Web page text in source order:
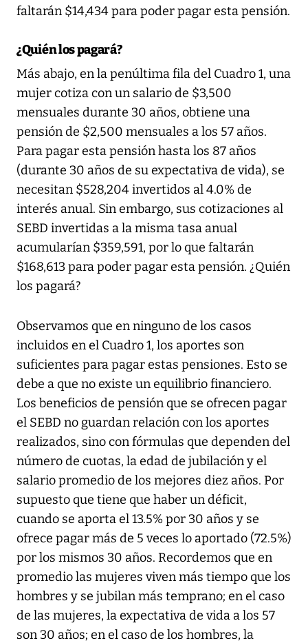
faltarán $14,434 para poder pagar esta pensión.
¿Quién los pagará?
Más abajo, en la penúltima fila del Cuadro 1, una
mujer cotiza con un salario de $3,500
mensuales durante 30 años, obtiene una
pensión de $2,500 mensuales a los 57 años.
Para pagar esta pensión hasta los 87 años
(durante 30 años de su expectativa de vida), se
necesitan $528,204 invertidos al 4.0% de
interés anual. Sin embargo, sus cotizaciones al
SEBD invertidas a la misma tasa anual
acumularían $359,591, por lo que faltarán
$168,613 para poder pagar esta pensión. ¿Quién
los pagará?
Observamos que en ninguno de los casos
incluidos en el Cuadro 1, los aportes son
suficientes para pagar estas pensiones. Esto se
debe a que no existe un equilibrio financiero.
Los beneficios de pensión que se ofrecen pagar
el SEBD no guardan relación con los aportes
realizados, sino con fórmulas que dependen del
número de cuotas, la edad de jubilación y el
salario promedio de los mejores diez años. Por
supuesto que tiene que haber un déficit,
cuando se aporta el 13.5% por 30 años y se
ofrece pagar más de 5 veces lo aportado (72.5%)
por los mismos 30 años. Recordemos que en
promedio las mujeres viven más tiempo que los
hombres y se jubilan más temprano; en el caso
de las mujeres, la expectativa de vida a los 57
son 30 años; en el caso de los hombres, la